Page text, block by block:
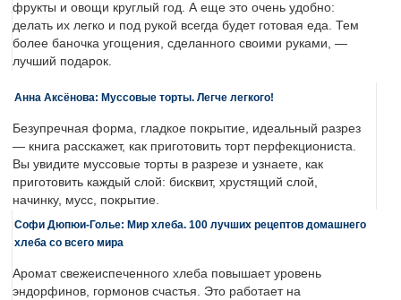
фрукты и овощи круглый год. А еще это очень удобно:
делать их легко и под рукой всегда будет готовая еда. Тем
более баночка угощения, сделанного своими руками, —
лучший подарок.
Анна Аксёнова: Муссовые торты. Легче легкого!
Безупречная форма, гладкое покрытие, идеальный разрез
— книга расскажет, как приготовить торт перфекциониста.
Вы увидите муссовые торты в разрезе и узнаете, как
приготовить каждый слой: бисквит, хрустящий слой,
начинку, мусс, покрытие.
Софи Дюпюи-Голье: Мир хлеба. 100 лучших рецептов домашнего
хлеба со всего мира
Аромат свежеиспеченного хлеба повышает уровень
эндорфинов, гормонов счастья. Это работает на